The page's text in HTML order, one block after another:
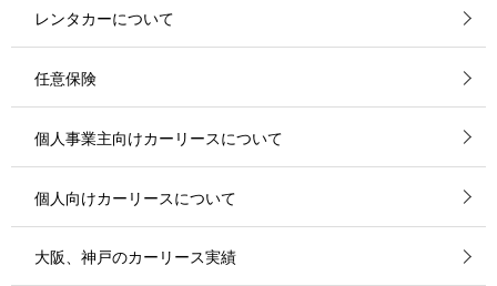
レンタカーについて
任意保険
個人事業主向けカーリースについて
個人向けカーリースについて
大阪、神戸のカーリース実績